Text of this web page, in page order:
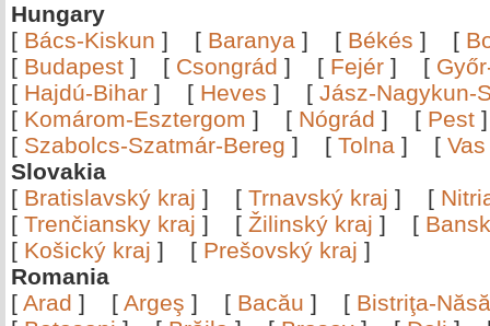
Hungary
[ Bács-Kiskun ] [ Baranya ] [ Békés ] [
[ Budapest ] [ Csongrád ] [ Fejér ] [
[ Hajdú-Bihar ] [ Heves ] [ Jász-Nagykun-
[ Komárom-Esztergom ] [ Nógrád ] [ Pest
[ Szabolcs-Szatmár-Bereg ] [ Tolna ] [ Vas
Slovakia
[ Bratislavský kraj ] [ Trnavský kraj ] [
[ Trenčiansky kraj ] [ Žilinský kraj ] [
[ Košický kraj ] [ Prešovský kraj ]
Romania
[ Arad ] [ Argeş ] [ Bacău ] [ Bistriţa-